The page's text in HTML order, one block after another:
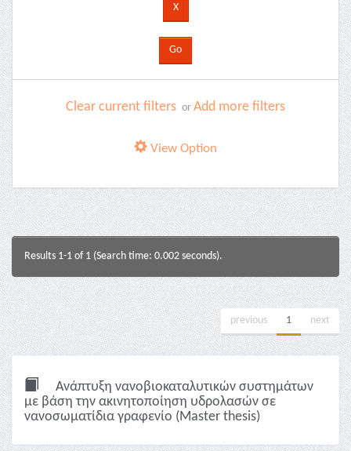
Clear current filters or Add more filters
View Option
Results 1-1 of 1 (Search time: 0.002 seconds).
previous 1 next
Ανάπτυξη νανοβιοκαταλυτικών συστημάτων
με βάση την ακινητοποίηση υδρολασών σε
νανοσωματίδια γραφενίο (Master thesis)